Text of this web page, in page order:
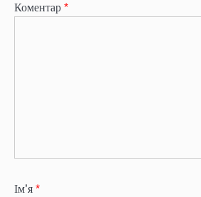
Коментар *
Ім'я *